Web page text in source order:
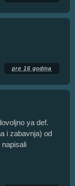
pre 16 godina
ya def.
i zabavnja) od
napisali